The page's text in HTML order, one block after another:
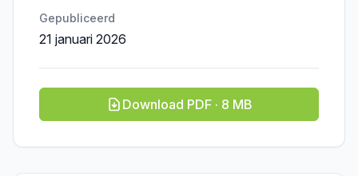
Gepubliceerd
21 januari 2026
Download PDF · 8 MB